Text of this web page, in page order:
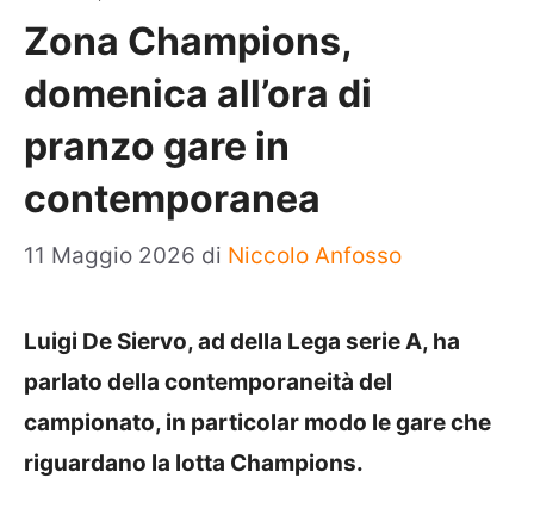
Zona Champions,
domenica all’ora di
pranzo gare in
contemporanea
11 Maggio 2026 di Niccolo Anfosso
Luigi De Siervo, ad della Lega serie A, ha
parlato della contemporaneità del
campionato, in particolar modo le gare che
riguardano la lotta Champions.